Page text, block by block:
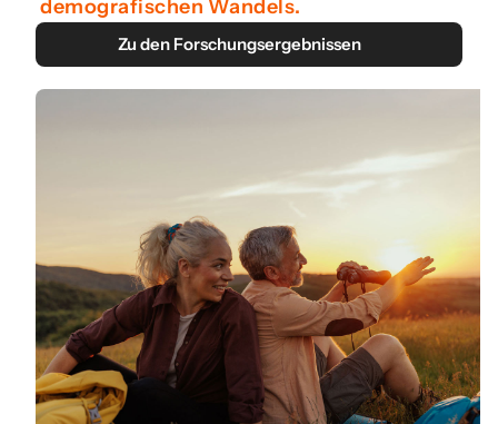
demografischen Wandels.
Zu den Forschungsergebnissen